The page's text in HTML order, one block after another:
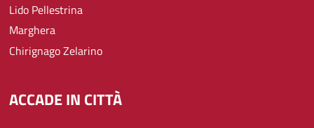
Lido Pellestrina
Marghera
Chirignago Zelarino
ACCADE IN CITTÀ